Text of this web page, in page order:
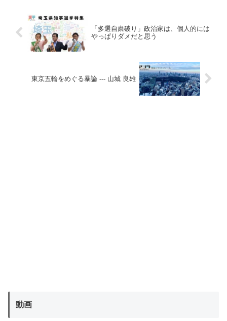
「多選自粛破り」政治家は、個人的には
やっぱりダメだと思う
東京五輪をめぐる暴論 --- 山城 良雄
動画